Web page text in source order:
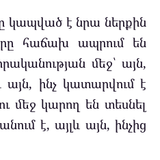
կապված է նրա ներքին
հաճախ ապրում են
մեջ՝ այն,
այն, ինչ կատարվում է
մեջ կարող են տեսնել
է, այլև այն, ինչից